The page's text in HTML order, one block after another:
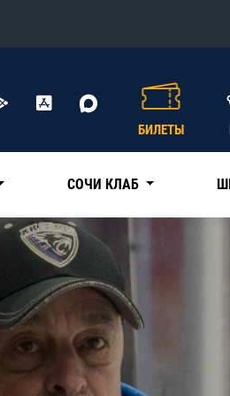
БИЛЕТЫ
СОЧИ КЛАБ